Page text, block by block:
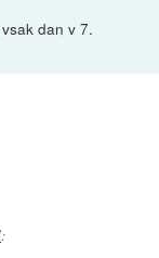
dan v 7.
: